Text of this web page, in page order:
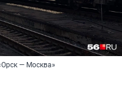
— Москва»